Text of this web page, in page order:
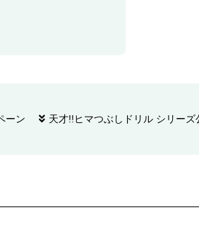
ーン 天才!!ヒマつぶしドリル シリーズ